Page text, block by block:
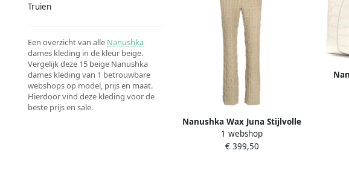
Truien
Een overzicht van alle Nanushka
dames kleding in de kleur beige.
Vergelijk deze 15 beige Nanushka
dames kleding van 1 betrouwbare
webshops op model, prijs en maat.
Hierdoor vind deze kleding voor de
beste prijs en sale.
Nanushka Wax Juna Stijlvolle
Modieuze Kleding Beige Dames
1 webshop
€ 399,50